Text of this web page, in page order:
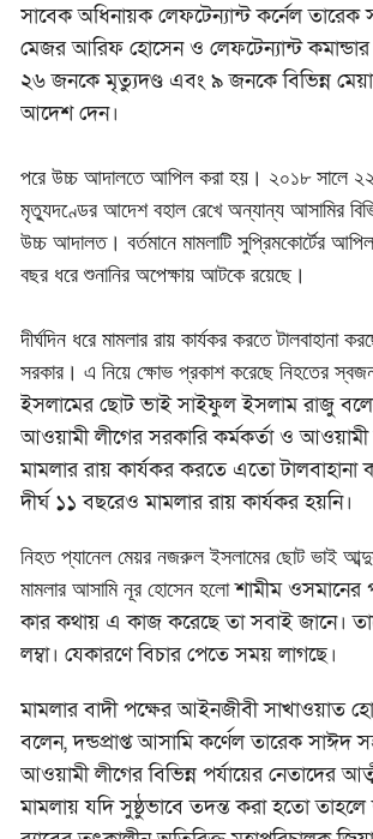
সাবেক অধিনায়ক লেফটেন্যান্ট কর্নেল তারেক
মেজর আরিফ হোসেন ও লেফটেন্যান্ট
২৬ জনকে মৃত্যুদণ্ড এবং ৯ জনকে বিভিন্ন
আদেশ দেন।
পরে উচ্চ আদালতে আপিল করা হয়। ২০১৮ সালে
মৃত্যুদণ্ডের আদেশ বহাল রেখে অন্যান্য আসামির
উচ্চ আদালত। বর্তমানে মামলাটি সুপ্রিমকোর্টের
বছর ধরে শুনানির অপেক্ষায় আটকে রয়েছে।
দীর্ঘদিন ধরে মামলার রায় কার্যকর করতে টালবাহানা
সরকার। এ নিয়ে ক্ষোভ প্রকাশ করেছে নিহতের
ইসলামের ছোট ভাই সাইফুল ইসলাম রাজু
আওয়ামী লীগের সরকারি কর্মকর্তা ও
মামলার রায় কার্যকর করতে এতো টালবাহানা
দীর্ঘ ১১ বছরেও মামলার রায় কার্যকর হয়নি।
নিহত প্যানেল মেয়র নজরুল ইসলামের ছোট ভাই
মামলার আসামি নূর হোসেন হলোশামীম
কার কথায় এ কাজ করেছে তা সবাই জানে।
লম্বা। যেকারণে বিচার পেতে সময় লাগছে।
মামলার বাদী পক্ষের আইনজীবী সাখাওয়াত
বলেন,দন্ডপ্রাপ্ত আসামি কর্ণেল তারেক সাঈদ
আওয়ামী লীগের বিভিন্ন পর্যায়ের নেতাদের
মামলায় যদি সুষ্ঠুভাবে তদন্ত করা হতো